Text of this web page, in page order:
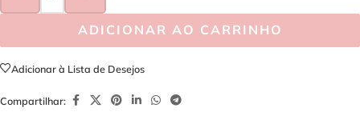
ADICIONAR AO CARRINHO
Adicionar à Lista de Desejos
Compartilhar: